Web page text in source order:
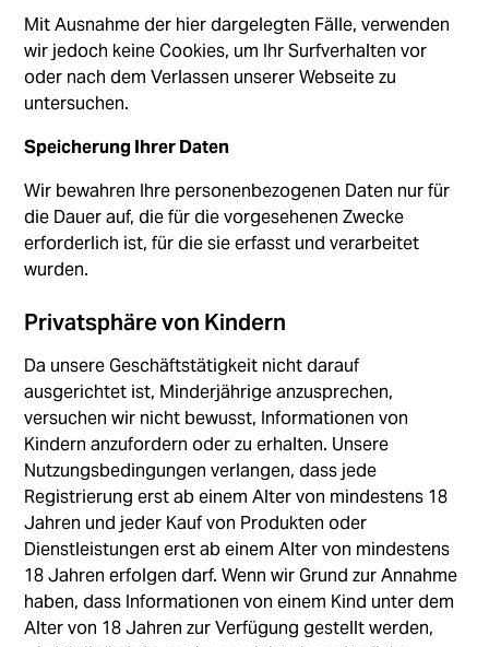
Mit Ausnahme der hier dargelegten Fälle, verwenden
wir jedoch keine Cookies, um Ihr Surfverhalten vor
oder nach dem Verlassen unserer Webseite zu
untersuchen.
Speicherung Ihrer Daten
Wir bewahren Ihre personenbezogenen Daten nur für
die Dauer auf, die für die vorgesehenen Zwecke
erforderlich ist, für die sie erfasst und verarbeitet
wurden.
Privatsphäre von Kindern
Da unsere Geschäftstätigkeit nicht darauf
ausgerichtet ist, Minderjährige anzusprechen,
versuchen wir nicht bewusst, Informationen von
Kindern anzufordern oder zu erhalten. Unsere
Nutzungsbedingungen verlangen, dass jede
Registrierung erst ab einem Alter von mindestens 18
Jahren und jeder Kauf von Produkten oder
Dienstleistungen erst ab einem Alter von mindestens
18 Jahren erfolgen darf. Wenn wir Grund zur Annahme
haben, dass Informationen von einem Kind unter dem
Alter von 18 Jahren zur Verfügung gestellt werden,